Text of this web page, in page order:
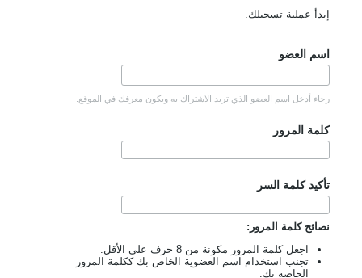
إبدأ عملية تسجيلك.
اسم العضو
رجاء أدخل اسم العضو الذي تريد الاشتراك به ويكون معرفك في الموقع.
كلمة المرور
تأكيد كلمة السر
نصائح كلمة المرور:
اجعل كلمة المرور مكونة من 8 حرف على الأقل.
تجنب استخدام اسم العضوية الخاص بك ككلمة المرور
الخاصة بك.